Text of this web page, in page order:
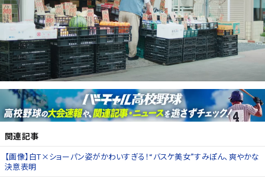
関連記事
【画像】白T×ショーパン姿がかわいすぎる！“バスケ美女”すみぽん、爽やかな
決意表明